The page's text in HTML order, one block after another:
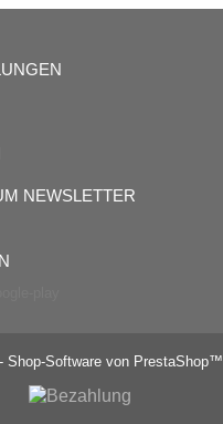
NEWSLETTER
Shop-Software von PrestaShop™